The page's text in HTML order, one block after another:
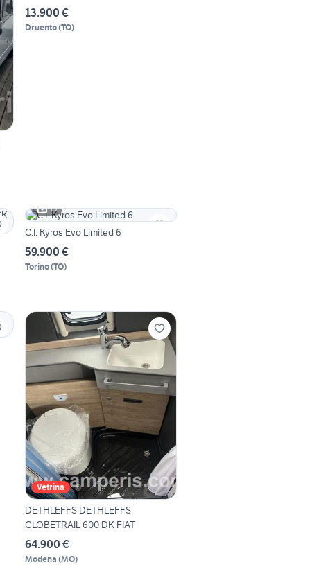
13.900 €
Druento(TO)
15
C.I. Kyros Evo Limited 6
59.900 €
Torino(TO)
Vetrina
DETHLEFFS DETHLEFFS
GLOBETRAIL 600 DK FIAT
64.900 €
Modena (MO)